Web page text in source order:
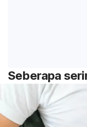
Seberapa